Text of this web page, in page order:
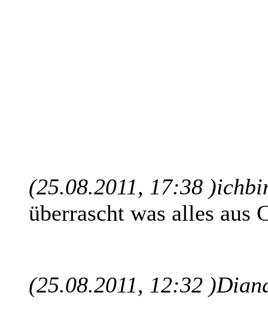
(25.08.2011, 17:38 )
überrascht was alles aus
(25.08.2011, 12:32 )